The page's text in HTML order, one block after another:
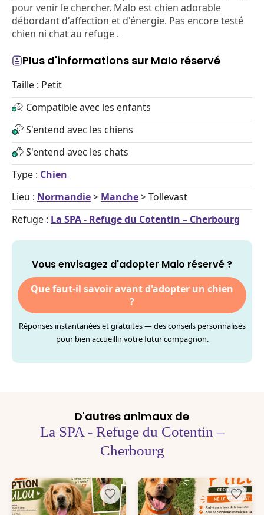
pour venir le chercher. Malo est chien adorable
débordant d'affection et d'énergie. Pas encore testé
chien ni chat au refuge .
Plus d'informations sur Malo réservé
Taille : Petit
Compatible avec les enfants
S'entend avec les chiens
S'entend avec les chats
Type : Chien
Lieu : Normandie> Manche> Tollevast
Refuge : La SPA - Refuge du Cotentin – Cherbourg
Vous envisagez d'adopter Malo réservé ?
Que faut-il savoir avant d'adopter un chien
?
Réponses instantanées et gratuites — des conseils personnalisés
pour bien accueillir votre futur compagnon.
D'autres animaux de
La SPA - Refuge du Cotentin –
Cherbourg